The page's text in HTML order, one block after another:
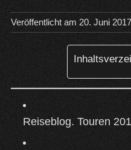
Veröffentlicht am 20. Juni 2017
Reiseblog. Touren